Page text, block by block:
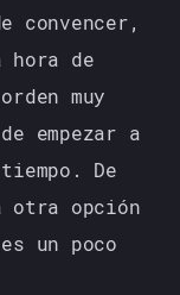
convencer,
de
muy
empezar a
De
otra opción
un poco